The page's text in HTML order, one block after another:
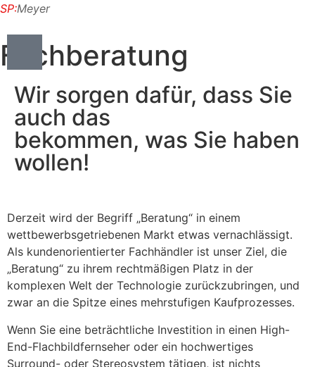
SP:Meyer
Fachberatung
Wir sorgen dafür, dass Sie
auch das
bekommen, was Sie haben
wollen!
Derzeit wird der Begriff „Beratung“ in einem
wettbewerbsgetriebenen Markt etwas vernachlässigt.
Als kundenorientierter Fachhändler ist unser Ziel, die
„Beratung“ zu ihrem rechtmäßigen Platz in der
komplexen Welt der Technologie zurückzubringen, und
zwar an die Spitze eines mehrstufigen Kaufprozesses.
Wenn Sie eine beträchtliche Investition in einen High-
End-Flachbildfernseher oder ein hochwertiges
Surround- oder Stereosystem tätigen, ist nichts